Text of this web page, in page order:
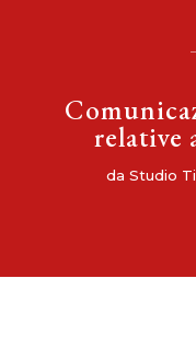
relative
da Studio